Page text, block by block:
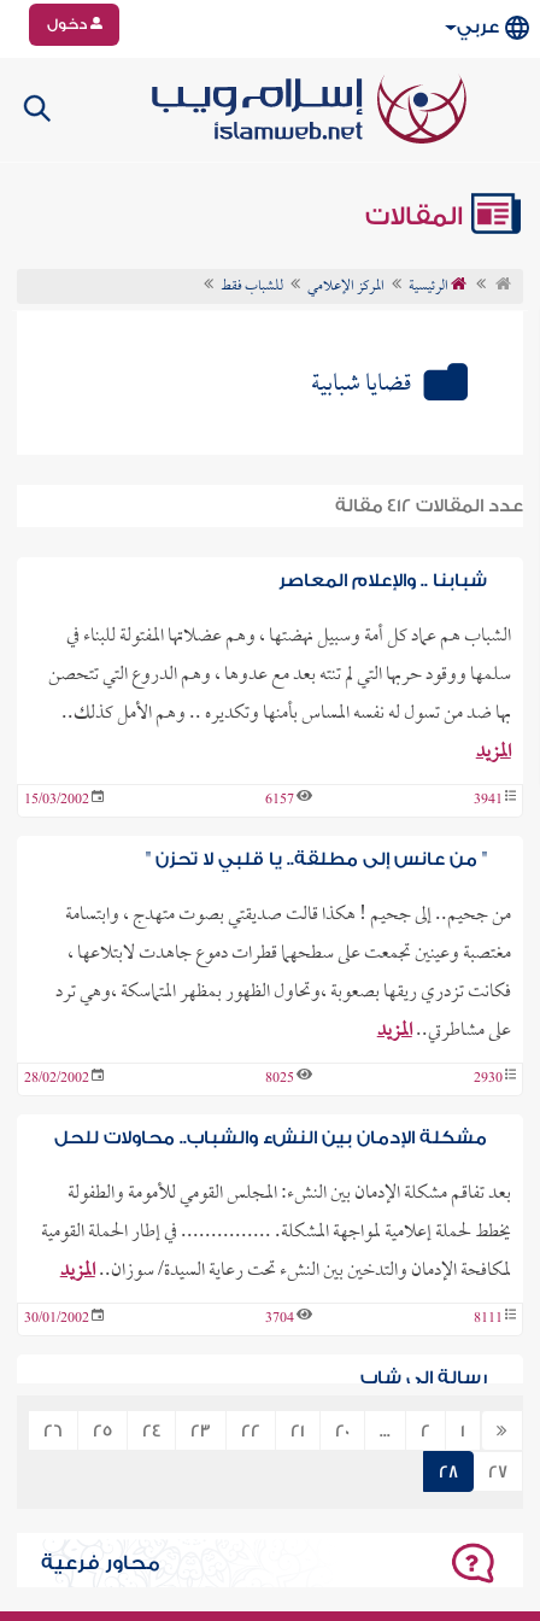
عربي دخول
المقالات
الرئيسية المركز الإعلامي للشباب فقط
قضايا شبابية
عدد المقالات 412 مقالة
شبابنا .. والإعلام المعاصر
الشباب هم عماد كل أمة وسبيل نهضتها ، وهم عضلاتها المفتولة للبناء في
سلمها ووقود حربها التي لم تنته بعد مع عدوها ، وهم الدروع التي تتحصن
بها ضد من تسول له نفسه المساس بأمنها وتكديره .. وهم الأمل كذلك..
المزيد
3941
6157
15/03/2002
" من عانس إلى مطلقة.. يا قلبي لا تحزن "
من جحيم.. إلى جحيم ! هكذا قالت صديقتي بصوت متهدج ، وابتسامة
مغتصبة وعينين تجمعت على سطحهما قطرات دموع جاهدت لابتلاعها ،
فكانت تزدري ريقها بصعوبة ،وتحاول الظهور بمظهر المتماسكة ،وهي ترد
على مشاطرتي..المزيد
2930
8025
28/02/2002
مشكلة الإدمان بين النشء والشباب.. محاولات للحل
بعد تفاقم مشكلة الإدمان بين النشء: المجلس القومي للأمومة والطفولة
يخطط لحملة إعلامية لمواجهة المشكلة. ............... في إطار الحملة القومية
لمكافحة الإدمان والتدخين بين النشء تحت رعاية السيدة/ سوزان..المزيد
8111
3704
30/01/2002
رسالة إلى شاب
الحمد لله تعالى وحده ، والصلاة والسلام على من لا نبي بعده ، وعلى آله
وصحبه ومن اهتدى بهديه واقتفى أثره ..وبعد أخي الحبيب زهرة الدنيا وأمل
7451
28/12/2001
1
2
...
20
21
22
23
24
25
26
27
28
محاور فرعية